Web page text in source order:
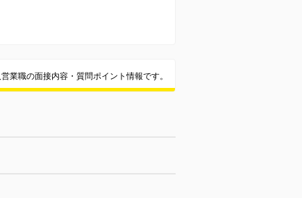
業職の面接内容・質問ポイント情報です。